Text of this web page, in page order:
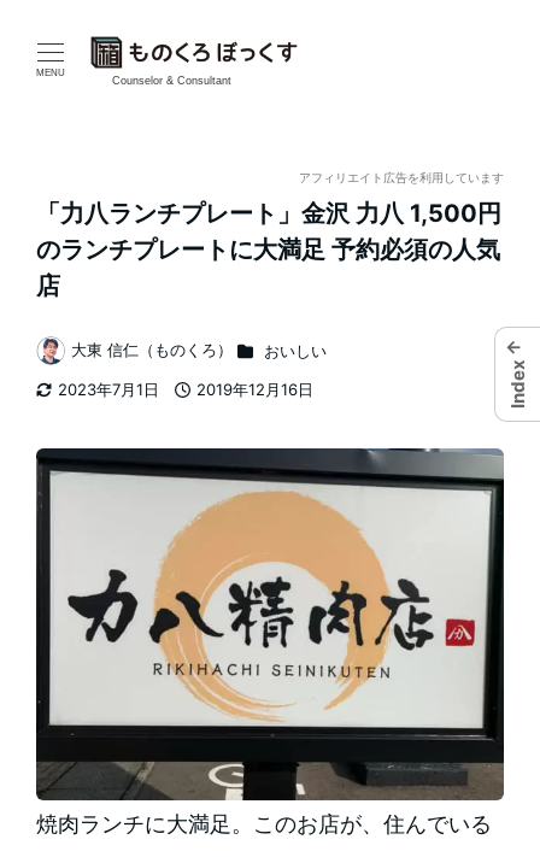
MENU
Counselor & Consultant
アフィリエイト広告を利用しています
「力八ランチプレート」金沢 力八 1,500円
のランチプレートに大満足 予約必須の人気
店
2023年7月1日
2019年12月16日
著
者
大東 信仁（ものくろ） カテゴリー
おいしい
焼肉ランチに大満足。このお店が、住んでいる
←
Index